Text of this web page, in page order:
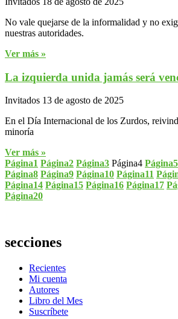
No vale quejarse de la informalidad y no
nuestras autoridades.
Ver más »
La izquierda unida jamás será
Invitados 13 de agosto de 2025
En el Día Internacional de los Zurdos,
minoría
Ver más »
Página1 Página2 Página3 Página4 Página5
Página8 Página9 Página10 Página11
Página14 Página15 Página16 Página17
Página20
secciones
Recientes
Mi cuenta
Autores
Libro del Mes
Suscríbete